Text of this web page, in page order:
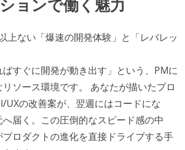
ョンで働く魅力
上ない「爆速の開発体験」と「レバレッ
ばすぐに開発が動き出す」という、PMに
ソース環境です。 あなたが描いたプロ
UXの改善案が、翌週にはコードにな
届く。この圧倒的なスピード感の中
ロダクトの進化を直接ドライブする手